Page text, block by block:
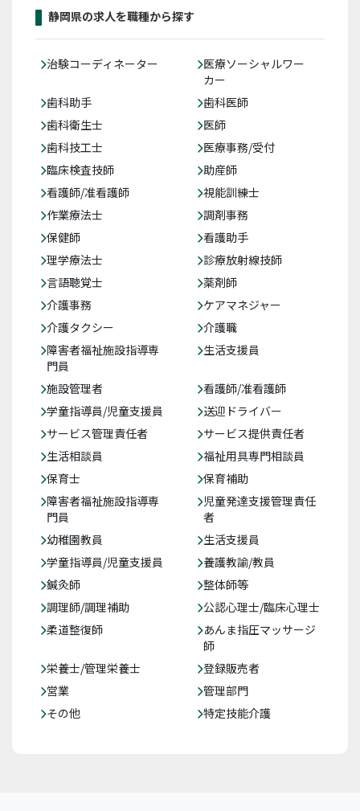
静岡県の求人を職種から探す
治験コーディネーター
医療ソーシャルワー
カー
歯科助手
歯科医師
歯科衛生士
医師
歯科技工士
医療事務/受付
臨床検査技師
助産師
看護師/准看護師
視能訓練士
作業療法士
調剤事務
保健師
看護助手
理学療法士
診療放射線技師
言語聴覚士
薬剤師
介護事務
ケアマネジャー
介護タクシー
介護職
障害者福祉施設指導専
門員
生活支援員
施設管理者
看護師/准看護師
学童指導員/児童支援員
送迎ドライバー
サービス管理責任者
サービス提供責任者
生活相談員
福祉用具専門相談員
保育士
保育補助
障害者福祉施設指導専
門員
児童発達支援管理責任
者
幼稚園教員
生活支援員
学童指導員/児童支援員
養護教諭/教員
鍼灸師
整体師等
調理師/調理補助
公認心理士/臨床心理士
柔道整復師
あんま指圧マッサージ
師
栄養士/管理栄養士
登録販売者
営業
管理部門
その他
特定技能介護